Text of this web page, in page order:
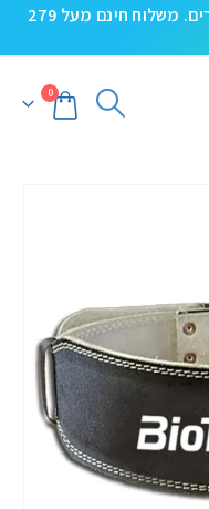
5% הנחה קופון TAKE5 בקניית 2 מוצרים. משלוח חינם מעל 279
0